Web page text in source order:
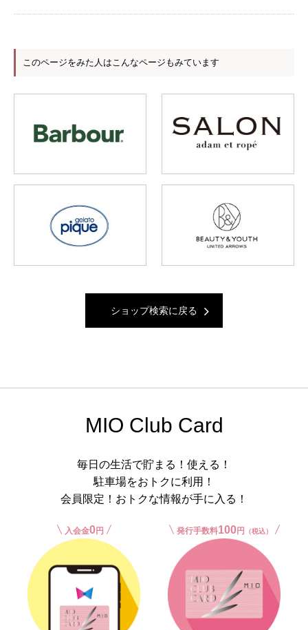
このページをみた人はこんなページもみています
ショップ検索に戻る
MIO Club Card
毎日の生活で貯まる！使える！
駐車場をおトクに利用！
会員限定！おトクな情報が手に入る！
入会金0円 発行手数料100円 （税込）